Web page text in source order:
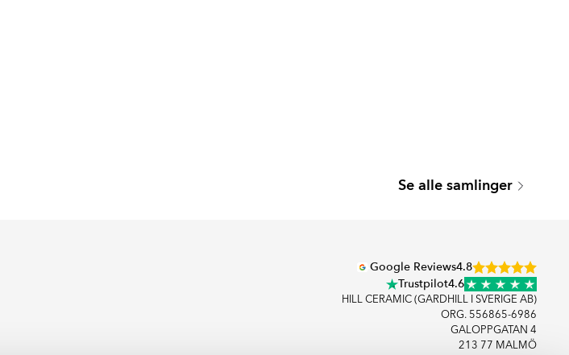
Se alle samlinger
Google Reviews4.8
Trustpilot4.6
HILL CERAMIC (GARDHILL I SVERIGE AB)
ORG. 556865-6986
GALOPPGATAN 4
213 77 MALMÖ